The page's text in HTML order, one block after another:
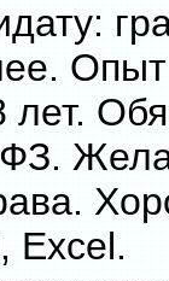
лет.
Excel.